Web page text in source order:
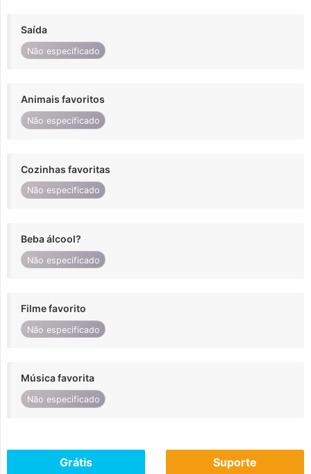
Saída
Não especificado
Animais favoritos
Não especificado
Cozinhas favoritas
Não especificado
Beba álcool?
Não especificado
Filme favorito
Não especificado
Música favorita
Não especificado
Grátis Suporte